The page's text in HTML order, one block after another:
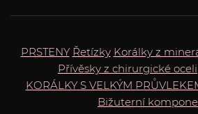
PRSTENY Řetízky Korálky z
Přívěsky z chirurgické oceli
KORÁLKY S VELKÝM
Bižuterní